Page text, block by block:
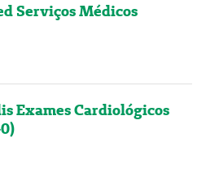
Serviços Médicos
Exames Cardiológicos